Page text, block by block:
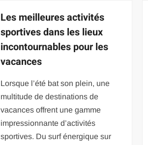
Les meilleures activités
sportives dans les lieux
incontournables pour les
vacances
Lorsque l’été bat son plein, une
multitude de destinations de
vacances offrent une gamme
impressionnante d’activités
sportives. Du surf énergique sur